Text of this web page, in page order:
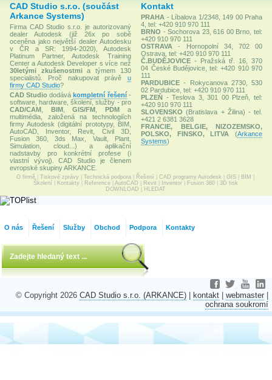
CAD Studio s.r.o. (součást
Arkance Systems)
Firma CAD Studio s.r.o. je autorizovaný
dealer Autodesk (již 26x po sobě
oceněna jako největší dealer Autodesku
v ČR a SR: 1994-2020), Autodesk
Platinum Partner, Autodesk Training
Center a Autodesk Developer s více než
30letými zkušenostmia týmem 130
specialistů. Proč nakupovat právě u
firmy CAD Studio?
CAD Studio dodávákompletní řešení-
software, hardware, školení, služby - pro
CAD/CAM
BIM,GIS/FM ,PDM a
multimédia, založená na technologiích
firmy Autodesk (digitální prototypy, BIM,
AutoCAD, Inventor, Revit, Civil 3D,
Fusion 360, 3ds Max, Vault, Plant,
Simulation, cloud...) a aplikační
nadstavby pro konkrétní profese (i
vlastní vývoj). CAD Studio je členem
evropské skupiny ARKANCE.
Kontakt
PRAHA - Líbalova 1/2348, 149 00 Praha
4, tel: +420 910 970 111
BRNO - Sochorova 23, 616 00 Brno, tel:
+420 910 970 111
OSTRAVA
- Hornopolní 34, 702 00
Ostrava, tel: +420 910 970 111
Č.BUDĚJOVICE - Pražská tř. 16, 370
04 České Budějovice, tel: +420 910 970
111
PARDUBICE - Rokycanova 2730, 530
02 Pardubice, tel: +420 910 970 111
PLZEŇ - Teslova 3, 301 00 Plzeň, tel:
+420 910 970 111
SLOVENSKO (Bratislava + Žilina) - tel.
+421 2 6381 3628
FRANCIE, BELGIE, NIZOZEMSKO,
POLSKO, FINSKO, LITVA
(Arkance
Systems)
O firmě Tiskové zprávy Technická podpora Řešení CAD programy Autodesk GIS BIM
Školení
Kontakty Reference| AutoCAD Revit Inventor| Fusion 360| 3D tisk
DOWNLOAD
HLEDAT
O nás Řešení Služby Obchod Podpora Kontakty
© Copyright 2026 CAD Studio s.r.o. (ARKANCE) kontakt webmaster
ochrana soukromí